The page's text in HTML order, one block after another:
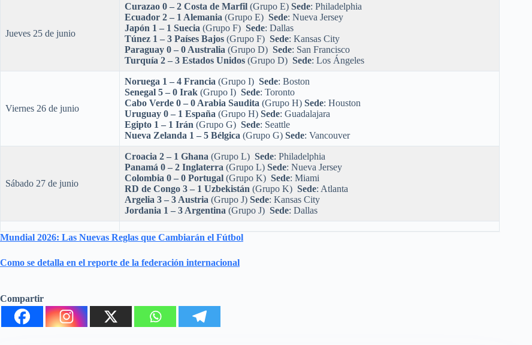
Jueves 25 de junio
Curazao 0 – 2 Costa de Marfil (Grupo E) Sede: Philadelphia
Ecuador 2 – 1 Alemania (Grupo E) Sede: Nueva Jersey
Japón 1 – 1 Suecia (Grupo F) Sede: Dallas
Túnez 1 – 3 Países Bajos (Grupo F) Sede: Kansas City
Paraguay 0 – 0 Australia (Grupo D) Sede: San Francisco
Turquía 2 – 3 Estados Unidos (Grupo D) Sede: Los Ángeles
Viernes 26 de junio
Noruega 1 – 4 Francia (Grupo I) Sede: Boston
Senegal 5 – 0 Irak (Grupo I) Sede: Toronto
Cabo Verde 0 – 0 Arabia Saudita (Grupo H) Sede: Houston
Uruguay 0 – 1 España (Grupo H) Sede: Guadalajara
Egipto 1 – 1 Irán (Grupo G) Sede: Seattle
Nueva Zelanda 1 – 5 Bélgica (Grupo G) Sede: Vancouver
Sábado 27 de junio
Croacia 2 – 1 Ghana (Grupo L) Sede: Philadelphia
Panamá 0 – 2 Inglaterra (Grupo L) Sede: Nueva Jersey
Colombia 0 – 0 Portugal (Grupo K) Sede: Miami
RD de Congo 3 – 1 Uzbekistán (Grupo K) Sede: Atlanta
Argelia 3 – 3 Austria (Grupo J) Sede: Kansas City
Jordania 1 – 3 Argentina (Grupo J) Sede: Dallas
Mundial 2026: Las Nuevas Reglas que Cambiarán el Fútbol
Como se detalla en el reporte de la federación internacional
Compartir